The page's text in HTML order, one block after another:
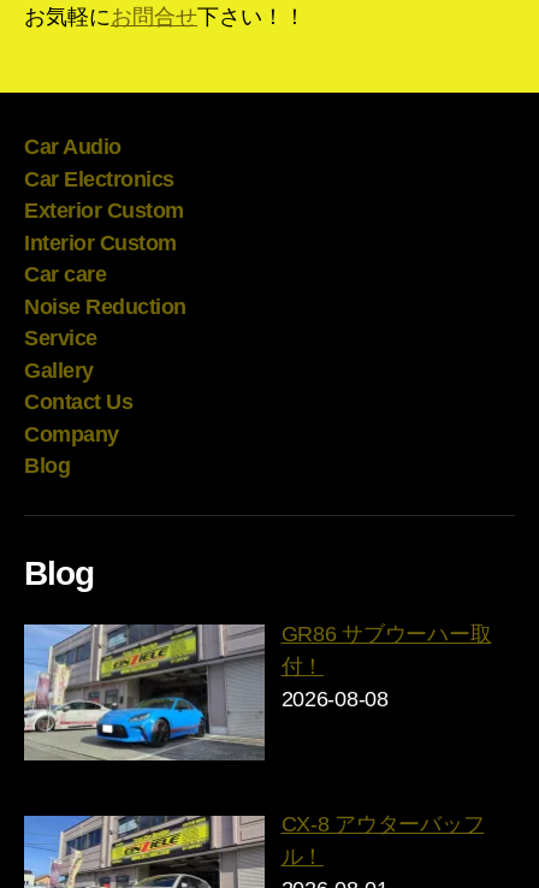
お気軽に お問合せ下さい！！
Car Audio
Car Electronics
Exterior Custom
Interior Custom
Car care
Noise Reduction
Service
Gallery
Contact Us
Company
Blog
Blog
GR86 サブウーハー取
付！
2026-08-08
CX-8 アウターバッフ
ル！